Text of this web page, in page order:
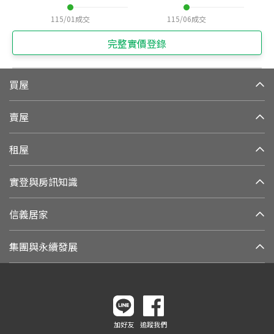
115/01 成交 115/06成交
完整實價登錄
買屋
賣屋
租屋
實登與房訊知識
信義居家
集團與永續發展
加好友 追蹤我們